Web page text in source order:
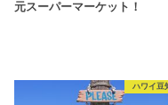
元スーパーマーケット！
ハワイ豆